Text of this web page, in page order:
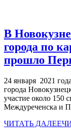
В
города по
прошло
24 января 2021
города
участие около 150
Междуреченска и
ЧИТАТЬ ДАЛЕЕ